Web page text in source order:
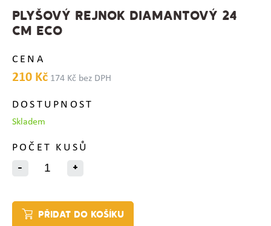
PLYŠOVÝ REJNOK DIAMANTOVÝ 24
CM ECO
CENA
210 Kč 174 Kč bez DPH
DOSTUPNOST
Skladem
POČET KUSŮ
-
+
PŘIDAT DO KOŠÍKU